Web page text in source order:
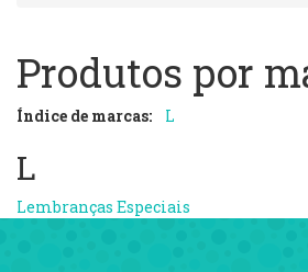
Produtos por
Índice de marcas: L
L
Lembranças Especiais